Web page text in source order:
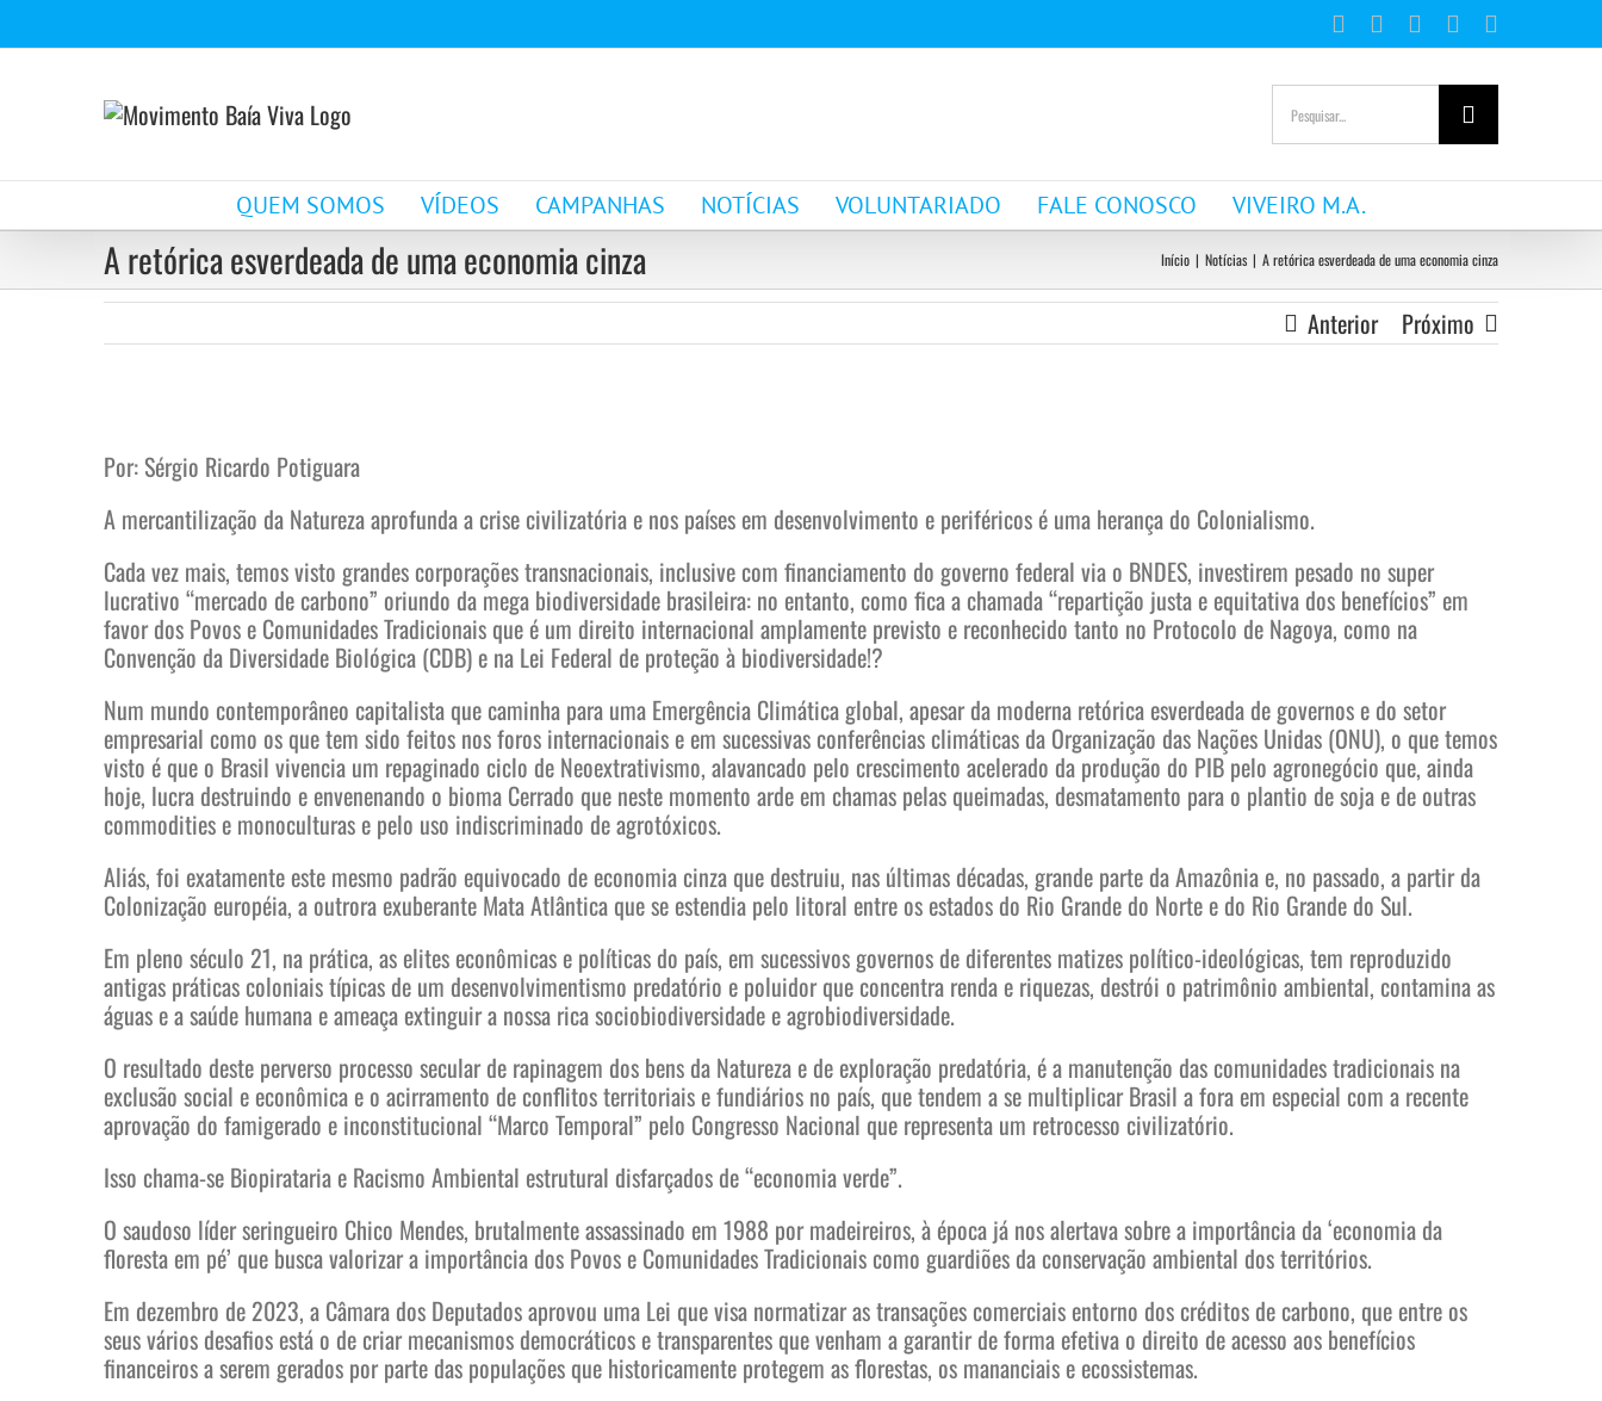
para
FacebookInstagramYouTubeWhatsApp
mail
Buscar
resultados
para:
QUEM SOMOS VÍDEOS CAMPANHAS NOTÍCIAS VOLUNTARIADO FALE CONOSCO VIVEIRO M.A.
A retórica esverdeada de uma economia cinza Início | Notícias | A retórica esverdeada de uma economia cinza
Anterior Próximo
Larger
Image
Por: Sérgio Ricardo Potiguara
A mercantilização da Natureza aprofunda a crise civilizatória e nos países em desenvolvimento e periféricos é uma herança do Colonialismo.
Cada vez mais, temos visto grandes corporações transnacionais, inclusive com financiamento do governo federal via o BNDES, investirem pesado no super
lucrativo “mercado de carbono” oriundo da mega biodiversidade brasileira: no entanto, como fica a chamada “repartição justa e equitativa dos benefícios” em
favor dos Povos e Comunidades Tradicionais que é um direito internacional amplamente previsto e reconhecido tanto no Protocolo de Nagoya, como na
Convenção da Diversidade Biológica (CDB) e na Lei Federal de proteção à biodiversidade!?
Num mundo contemporâneo capitalista que caminha para uma Emergência Climática global, apesar da moderna retórica esverdeada de governos e do setor
empresarial como os que tem sido feitos nos foros internacionais e em sucessivas conferências climáticas da Organização das Nações Unidas (ONU), o que temos
visto é que o Brasil vivencia um repaginado ciclo de Neoextrativismo, alavancado pelo crescimento acelerado da produção do PIB pelo agronegócio que, ainda
hoje, lucra destruindo e envenenando o bioma Cerrado que neste momento arde em chamas pelas queimadas, desmatamento para o plantio de soja e de outras
commodities e monoculturas e pelo uso indiscriminado de agrotóxicos.
Aliás, foi exatamente este mesmo padrão equivocado de economia cinza que destruiu, nas últimas décadas, grande parte da Amazônia e, no passado, a partir da
Colonização européia, a outrora exuberante Mata Atlântica que se estendia pelo litoral entre os estados do Rio Grande do Norte e do Rio Grande do Sul.
Em pleno século 21, na prática, as elites econômicas e políticas do país, em sucessivos governos de diferentes matizes político-ideológicas, tem reproduzido
antigas práticas coloniais típicas de um desenvolvimentismo predatório e poluidor que concentra renda e riquezas, destrói o patrimônio ambiental, contamina as
águas e a saúde humana e ameaça extinguir a nossa rica sociobiodiversidade e agrobiodiversidade.
O resultado deste perverso processo secular de rapinagem dos bens da Natureza e de exploração predatória, é a manutenção das comunidades tradicionais na
exclusão social e econômica e o acirramento de conflitos territoriais e fundiários no país, que tendem a se multiplicar Brasil a fora em especial com a recente
aprovação do famigerado e inconstitucional “Marco Temporal” pelo Congresso Nacional que representa um retrocesso civilizatório.
Isso chama-se Biopirataria e Racismo Ambiental estrutural disfarçados de “economia verde”.
O saudoso líder seringueiro Chico Mendes, brutalmente assassinado em 1988 por madeireiros, à época já nos alertava sobre a importância da ‘economia da
floresta em pé’ que busca valorizar a importância dos Povos e Comunidades Tradicionais como guardiões da conservação ambiental dos territórios.
Em dezembro de 2023, a Câmara dos Deputados aprovou uma Lei que visa normatizar as transações comerciais entorno dos créditos de carbono, que entre os
seus vários desafios está o de criar mecanismos democráticos e transparentes que venham a garantir de forma efetiva o direito de acesso aos benefícios
financeiros a serem gerados por parte das populações que historicamente protegem as florestas, os mananciais e ecossistemas.